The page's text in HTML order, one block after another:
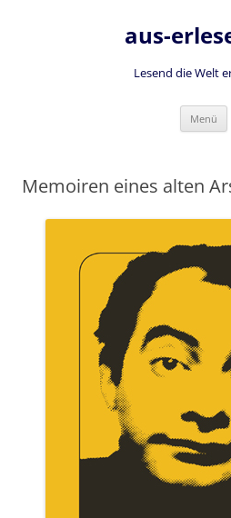
aus-
Lesend die Welt
Menü
Memoiren eines alten